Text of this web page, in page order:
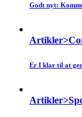
Godt nyt:
Er I klar til at